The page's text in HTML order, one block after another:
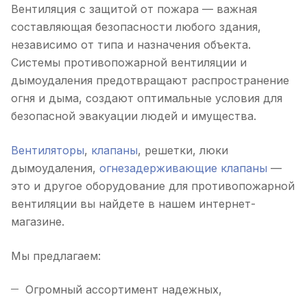
Вентиляция с защитой от пожара — важная
составляющая безопасности любого здания,
независимо от типа и назначения объекта.
Системы противопожарной вентиляции и
дымоудаления предотвращают распространение
огня и дыма, создают оптимальные условия для
безопасной эвакуации людей и имущества.
Вентиляторы, клапаны, решетки, люки
дымоудаления, огнезадерживающие клапаны —
это и другое оборудование для противопожарной
вентиляции вы найдете в нашем интернет-
магазине.
Мы предлагаем:
Огромный ассортимент надежных,